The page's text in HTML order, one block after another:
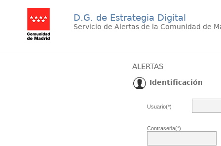
D.G. de Estrategia Digital
Servicio de Alertas de la Comunidad de
ALERTAS
Identificación
Usuario(*)
Contraseña(*)